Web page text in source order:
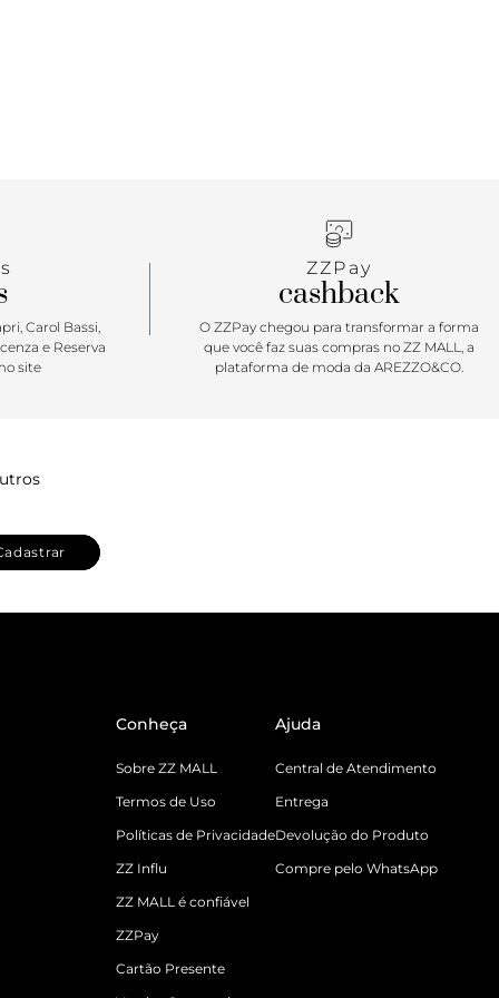
Carol Bassi,
e Reserva
site
ZZPay
cashback
O ZZPay chegou para transformar a forma
que você faz suas compras no ZZ MALL, a
plataforma de moda da AREZZO&CO.
Conheça
Sobre ZZ MALL
Termos de Uso
Políticas de Privacidade
ZZ Influ
ZZ MALL é confiável
ZZPay
Cartão Presente
Ajuda
Central de Atendimento
Entrega
Devolução do Produto
Compre pelo WhatsApp